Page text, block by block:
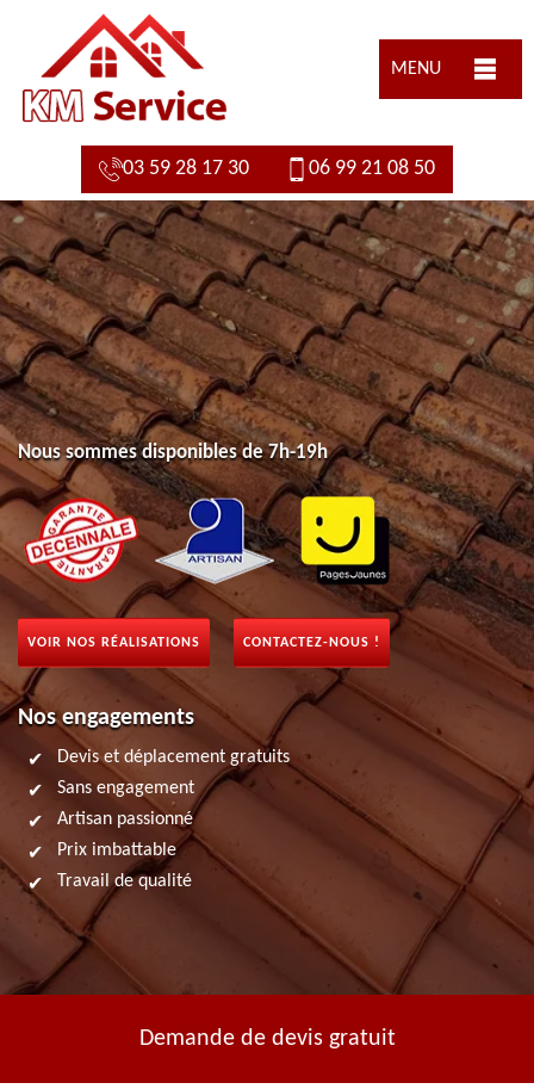
MENU
03 59 28 17 30 06 99 21 08 50
Nous sommes disponibles de 7h-19h
VOIR NOS RÉALISATIONS CONTACTEZ-NOUS !
Nos engagements
Devis et déplacement gratuits
Sans engagement
Artisan passionné
Prix imbattable
Travail de qualité
Demande de devis gratuit